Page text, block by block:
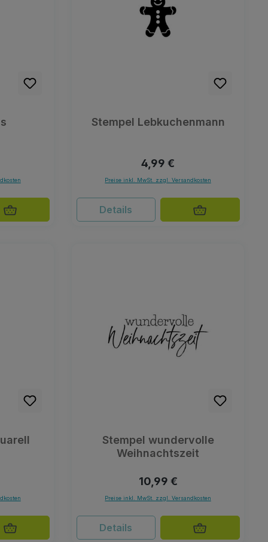
Stempel Lebkuchenmann
Regulärer Preis:
4,99 €
Preise inkl. MwSt. zzgl. Versandkosten
Details
Stempel wundervolle
Weihnachtszeit
Regulärer Preis:
10,99 €
Preise inkl. MwSt. zzgl. Versandkosten
Details